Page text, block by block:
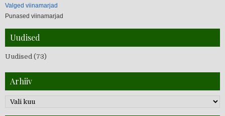
Valged viinamarjad
Punased viinamarjad
Uudised
Uudised (73)
Arhiiv